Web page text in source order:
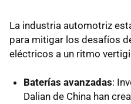
La industria automotriz
para mitigar los desafíos
eléctricos a un ritmo
Baterías avanzadas:
Dalian de China han